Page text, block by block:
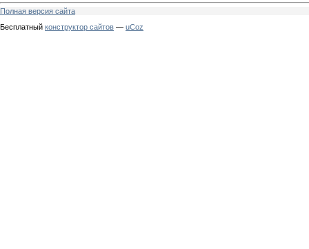
Полная версия сайта
Бесплатный конструктор сайтов — uCoz